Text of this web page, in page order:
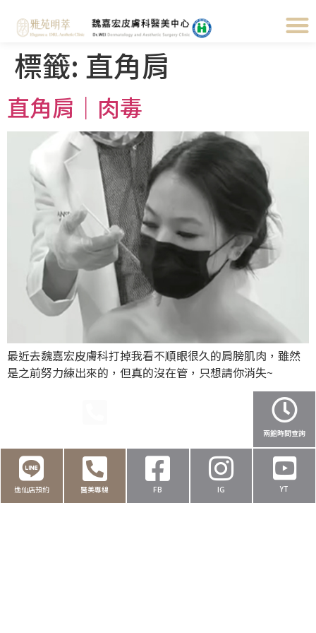
標籤: 直角肩
直角肩｜肉毒
最近去魏嘉宏皮膚科打掉我看不順眼很久的肩膀肌肉，雖然
是之前努力練出來的，但真的沒在管，只想請你消失~
兩館時間查詢
逸仙店預約 醫美專線 FB IG YT